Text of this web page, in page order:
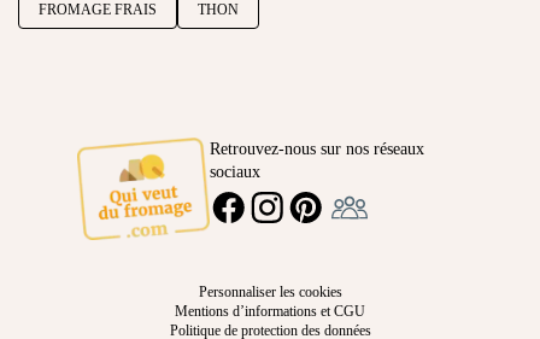
FROMAGE FRAIS THON
Retrouvez-nous sur nos réseaux
sociaux
FACEBOOKINSTAGRAMPINTEREST
Personnaliser les cookies
Mentions d’informations et CGU
Politique de protection des données